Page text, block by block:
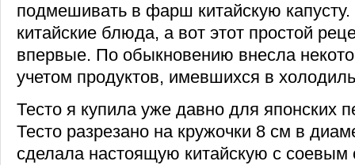
подмешивать в фарш китайскую
китайские блюда, а вот этот простой
впервые. По обыкновению внесла
учетом продуктов, имевшихся в
Тесто я купила уже давно для японских
Тесто разрезано на кружочки 8 см в
сделала настоящую китайскую с соевым